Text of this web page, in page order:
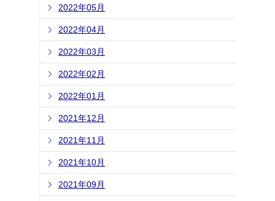
2022年05月
2022年04月
2022年03月
2022年02月
2022年01月
2021年12月
2021年11月
2021年10月
2021年09月